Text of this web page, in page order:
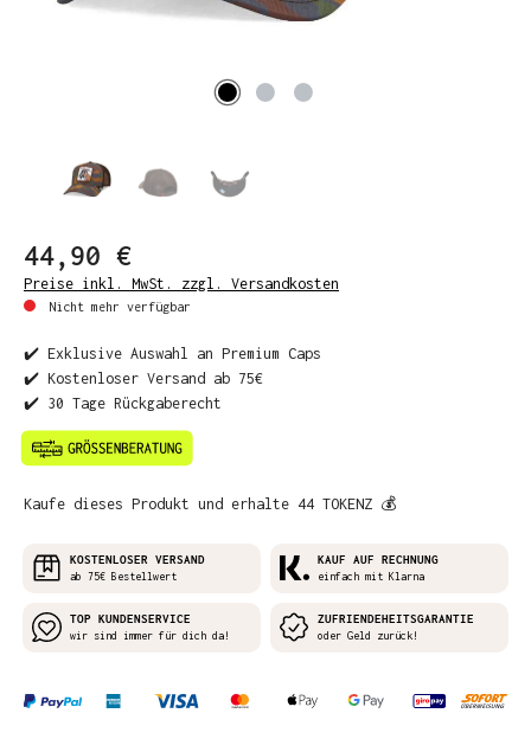
44,90 €
Preise inkl. MwSt. zzgl. Versandkosten
Nicht mehr verfügbar
✔️ Exklusive Auswahl an Premium Caps
✔️ Kostenloser Versand ab 75€
✔️ 30 Tage Rückgaberecht
Kaufe dieses Produkt und erhalte 44 TOKENZ 💰
KOSTENLOSER VERSAND
ab 75€ Bestellwert
KAUF AUF RECHNUNG
einfach mit Klarna
TOP KUNDENSERVICE
wir sind immer für dich da!
ZUFRIENDEHEITSGARANTIE
oder Geld zurück!